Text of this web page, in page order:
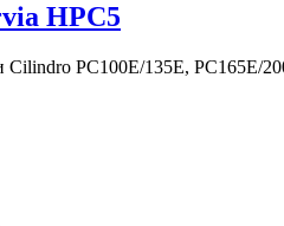
HPC5
PC100E/135E, PC165E/